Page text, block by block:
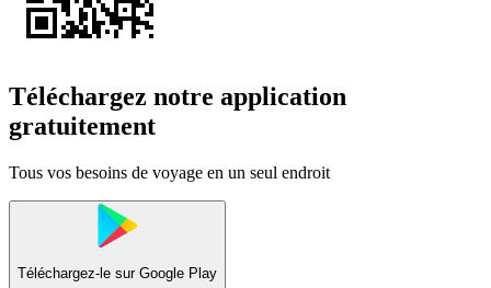
Téléchargez notre application
gratuitement
Tous vos besoins de voyage en un seul endroit
Téléchargez-le sur Google Play